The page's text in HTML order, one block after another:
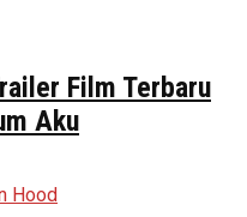
Film Terbaru
Aku